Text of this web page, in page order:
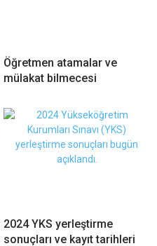
Öğretmen atamalar ve
mülakat bilmecesi
2024 YKS yerleştirme
sonuçları ve kayıt tarihleri